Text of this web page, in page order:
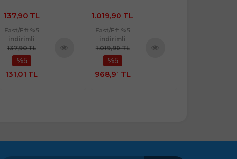
137,90 TL
Fast/Eft %5
indirimli
137,90 TL
%5
131,01 TL
1.019,90 TL
Fast/Eft %5
indirimli
1.019,90 TL
%5
968,91 TL